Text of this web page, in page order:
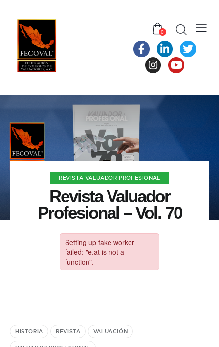
0
REVISTA VALUADOR PROFESIONAL
Revista Valuador
Profesional – Vol. 70
HISTORIA REVISTA VALUACIÓN